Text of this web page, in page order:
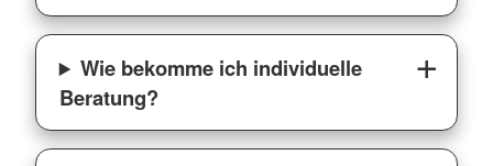
Wie bekomme ich individuelle
Beratung?